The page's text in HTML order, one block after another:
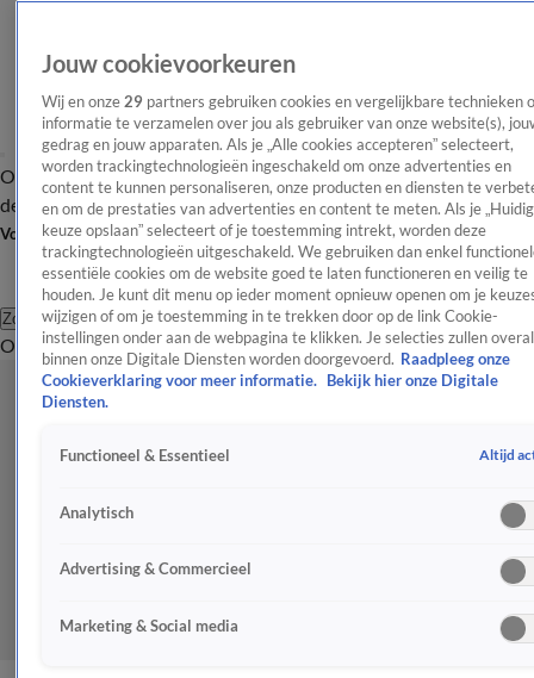
OverzichtAfleveringen Entertainment TV Algemeen
Tip
de redactieNieuwsbrief
Volg Shownieuws
Zoeken
OverzichtEntertainmentSpraakmakendRealityCrimeVideo's
Jouw cookievoorkeuren
Wij en onze 29 partners gebruiken cookies en vergelijkbare technieken
informatie te verzamelen over jou als gebruiker van onze website(s),
gedrag en jouw apparaten. Als je „Alle cookies accepteren” selecteert,
worden trackingtechnologieën ingeschakeld om onze advertenties en
content te kunnen personaliseren, onze producten en diensten te
en om de prestaties van advertenties en content te meten. Als je
keuze opslaan” selecteert of je toestemming intrekt, worden deze
trackingtechnologieën uitgeschakeld. We gebruiken dan enkel
essentiële cookies om de website goed te laten functioneren en veilig te
houden. Je kunt dit menu op ieder moment opnieuw openen om je
wijzigen of om je toestemming in te trekken door op de link Cookie-
instellingen onder aan de webpagina te klikken. Je selecties zullen overal
binnen onze Digitale Diensten worden doorgevoerd. Raadpleeg onze
Cookieverklaring voor meer informatie.
Bekijk hier onze Digitale
Diensten.
Functioneel & Essentieel Altijd
Analytisch
Advertising & Commercieel
Marketing & Social media